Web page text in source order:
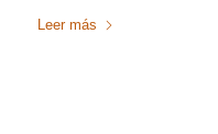
Leer más